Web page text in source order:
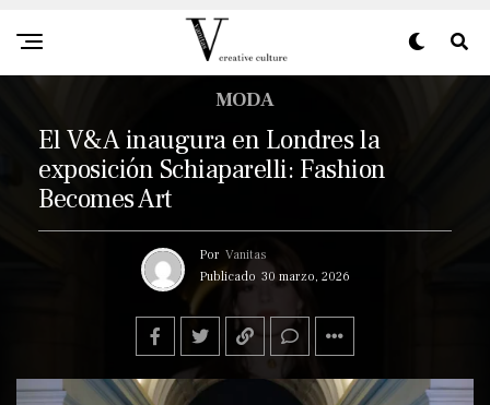
MODA
El V&A inaugura en Londres la
exposición Schiaparelli: Fashion
Becomes Art
Por Vanitas
Publicado 30 marzo, 2026